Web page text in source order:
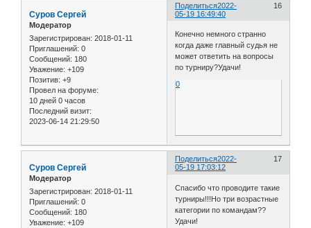
Поделиться 16
2022-
05-19 16:49:40
Cуров Сергей
Модератор
Зарегистрирован: 2018-01-11
Приглашений: 0
Сообщений: 180
Уважение: +109
Позитив: +9
Провел на форуме:
10 дней 0 часов
Последний визит:
2023-06-14 21:29:50
Конечно немного странно
когда даже главный судья не
может ответить на вопросы
по турниру?Удачи!
0
Поделиться 17
2022-
05-19 17:03:12
Cуров Сергей
Модератор
Зарегистрирован: 2018-01-11
Приглашений: 0
Сообщений: 180
Уважение: +109
Спасибо что проводите такие
турниры!!!Но три возрастные
категории по командам??
Удачи!